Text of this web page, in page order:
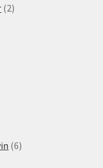
produkt
22
66